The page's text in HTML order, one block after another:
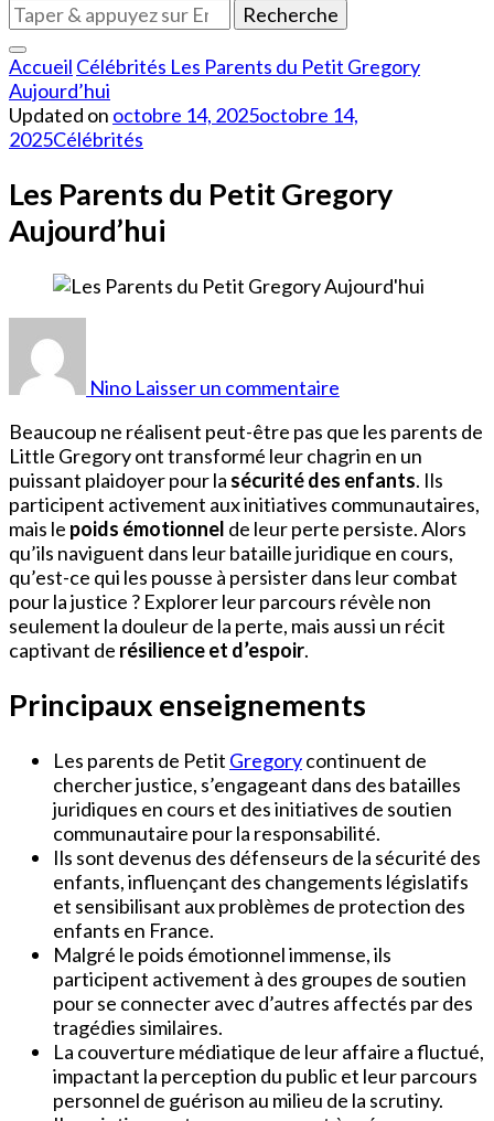
Vous
recherchiez
quelque
chose
?
Accueil Célébrités Les Parents du Petit Gregory
Aujourd’hui
Updated on octobre 14, 2025octobre 14,
2025Célébrités
Les Parents du Petit Gregory
Aujourd’hui
Nino Laisser un commentaire
du
Petit
Gregory
Aujourd’hui
Beaucoup ne réalisent peut-être pas que les parents de
Little Gregory ont transformé leur chagrin en un
puissant plaidoyer pour la sécurité des enfants. Ils
participent activement aux initiatives communautaires,
mais le poids émotionnel de leur perte persiste. Alors
qu’ils naviguent dans leur bataille juridique en cours,
qu’est-ce qui les pousse à persister dans leur combat
pour la justice ? Explorer leur parcours révèle non
seulement la douleur de la perte, mais aussi un récit
captivant de résilience et d’espoir.
Principaux enseignements
Les parents de Petit Gregorycontinuent de
chercher justice, s’engageant dans des batailles
juridiques en cours et des initiatives de soutien
communautaire pour la responsabilité.
Ils sont devenus des défenseurs de la sécurité des
enfants, influençant des changements législatifs
et sensibilisant aux problèmes de protection des
enfants en France.
Malgré le poids émotionnel immense, ils
participent activement à des groupes de soutien
pour se connecter avec d’autres affectés par des
tragédies similaires.
La couverture médiatique de leur affaire a fluctué,
impactant la perception du public et leur parcours
personnel de guérison au milieu de la scrutiny.